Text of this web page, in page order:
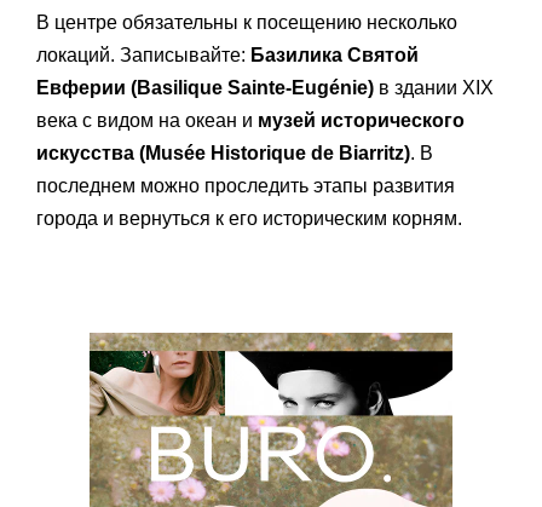
В центре обязательны к посещению несколько
локаций. Записывайте: Базилика Святой
Евферии (Basilique Sainte-Eugénie) в здании XIX
века с видом на океан и музей исторического
искусства (Musée Historique de Biarritz). В
последнем можно проследить этапы развития
города и вернуться к его историческим корням.